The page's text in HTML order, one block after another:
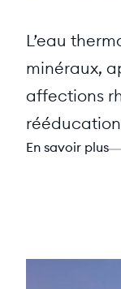
L’eau
minéraux,
affections
En savoir plus